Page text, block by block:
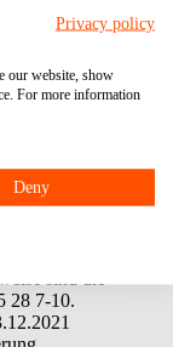
bei einer
28 7-10.
Privacy policy
our website, show
For more information
Deny